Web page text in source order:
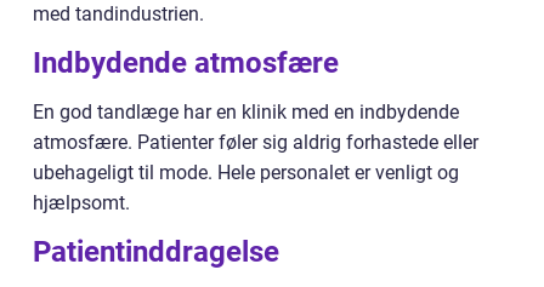
med tandindustrien.
Indbydende atmosfære
En god tandlæge har en klinik med en indbydende
atmosfære. Patienter føler sig aldrig forhastede eller
ubehageligt til mode. Hele personalet er venligt og
hjælpsomt.
Patientinddragelse